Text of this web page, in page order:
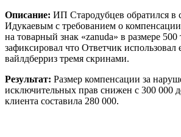
Описание: ИП Стародубцев обратился в
Идукаевым с требованием о
на товарный знак «zanuda» в размере 500
зафиксировал что Ответчик использовал
вайлдберриз тремя скринами.
Результат: Размер компенсации за
исключительных прав снижен с 300 000
клиента составила 280 000.